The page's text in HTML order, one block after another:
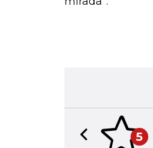
5
Previous slide